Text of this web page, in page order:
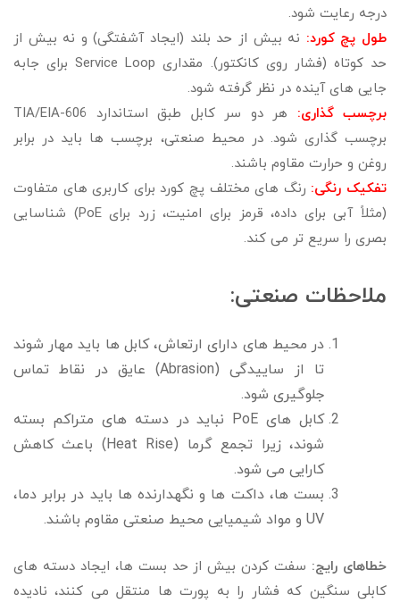
درجه رعایت شود.
طول پچ کورد: نه بیش از حد بلند (ایجاد آشفتگی) و نه بیش از
حد کوتاه (فشار روی کانکتور). مقداری Service Loop برای جابه
جایی های آینده در نظر گرفته شود.
برچسب گذاری:
هر دو سر کابل طبق استاندارد TIA/EIA-606
برچسب گذاری شود. در محیط صنعتی، برچسب ها باید در برابر
روغن و حرارت مقاوم باشند.
تفکیک رنگی: رنگ های مختلف پچ کورد برای کاربری های متفاوت
(مثلاً آبی برای داده، قرمز برای امنیت، زرد برای PoE) شناسایی
بصری را سریع تر می کند.
ملاحظات صنعتی:
در محیط های دارای ارتعاش، کابل ها باید مهار شوند
تا از ساییدگی (Abrasion) عایق در نقاط تماس
جلوگیری شود.
کابل های PoE نباید در دسته های متراکم بسته
شوند، زیرا تجمع گرما (Heat Rise) باعث کاهش
کارایی می شود.
بست ها، داکت ها و نگهدارنده ها باید در برابر دما،
UV و مواد شیمیایی محیط صنعتی مقاوم باشند.
خطاهای رایج: سفت کردن بیش از حد بست ها، ایجاد دسته های
کابلی سنگین که فشار را به پورت ها منتقل می کنند، نادیده